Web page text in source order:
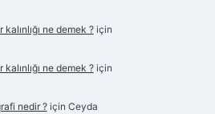
ne demek ?için
ne demek ?için
nedir ?için Ceyda